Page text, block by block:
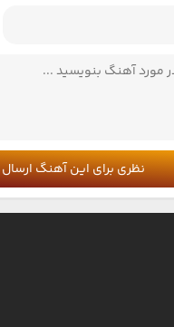
نظری برای این آهنگ